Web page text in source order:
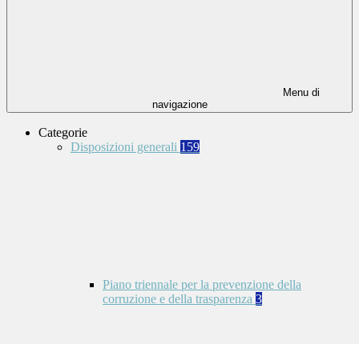
Menu di
navigazione
Categorie
Disposizioni generali 159
Piano triennale per la prevenzione della
corruzione e della trasparenza 3